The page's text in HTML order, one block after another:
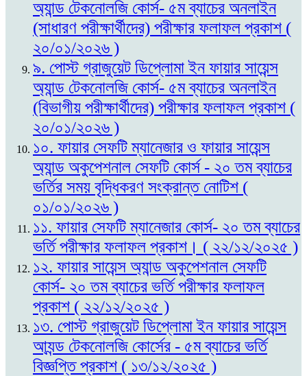
অ্যান্ড টেকনোলজি কোর্স- ৫ম ব্যাচের অনলাইন
(সাধারণ পরীক্ষার্থীদের) পরীক্ষার ফলাফল প্রকাশ (
২০/০১/২০২৬ )
৯. পোস্ট গ্রাজুয়েট ডিপ্লোমা ইন ফায়ার সায়েন্স
অ্যান্ড টেকনোলজি কোর্স- ৫ম ব্যাচের অনলাইন
(বিভাগীয় পরীক্ষার্থীদের) পরীক্ষার ফলাফল প্রকাশ (
২০/০১/২০২৬ )
১০. ফায়ার সেফটি ম্যানেজার ও ফায়ার সায়েন্স
অ্যান্ড অকুপেশনাল সেফটি কোর্স - ২০ তম ব্যাচের
ভর্তির সময় বৃদ্ধিকরণ সংক্রান্ত নোটিশ (
০১/০১/২০২৬ )
১১. ফায়ার সেফটি ম্যানেজার কোর্স- ২০ তম ব্যাচের
ভর্তি পরীক্ষার ফলাফল প্রকাশ। ( ২২/১২/২০২৫ )
১২. ফায়ার সায়েন্স অ্যান্ড অকুপেশনাল সেফটি
কোর্স- ২০ তম ব্যাচের ভর্তি পরীক্ষার ফলাফল
প্রকাশ ( ২২/১২/২০২৫ )
১৩. পোস্ট গ্রাজুয়েট ডিপ্লোমা ইন ফায়ার সায়েন্স
আ্যন্ড টেকনোলজি কোর্সের - ৫ম ব্যাচের ভর্তি
বিজ্ঞপ্তি প্রকাশ ( ১৩/১২/২০২৫ )